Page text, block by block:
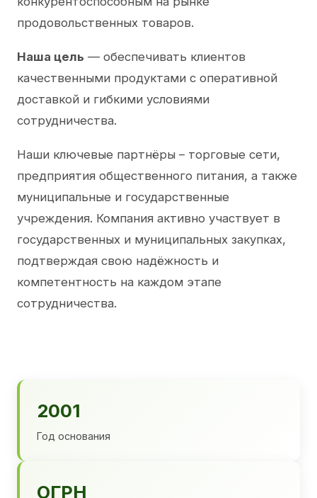
продовольственных товаров.
Наша цель — обеспечивать клиентов
качественными продуктами с оперативной
доставкой и гибкими условиями
сотрудничества.
Наши ключевые партнёры – торговые сети,
предприятия общественного питания, а также
муниципальные и государственные
учреждения. Компания активно участвует в
государственных и муниципальных закупках,
подтверждая свою надёжность и
компетентность на каждом этапе
сотрудничества.
2001
Год основания
ОГРН